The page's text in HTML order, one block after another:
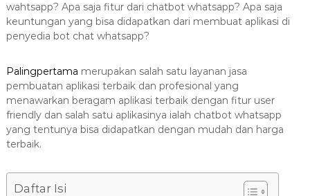
0
8
-
8
7
7
4
wahtsapp? Apa saja fitur dari chatbot whatsapp? Apa saja
keuntungan yang bisa didapatkan dari membuat aplikasi di
penyedia bot chat whatsapp?
Palingpertama merupakan salah satu layanan jasa
pembuatan aplikasi terbaik dan profesional yang
menawarkan beragam aplikasi terbaik dengan fitur user
friendly dan salah satu aplikasinya ialah chatbot whatsapp
yang tentunya bisa didapatkan dengan mudah dan harga
terbaik.
Daftar Isi